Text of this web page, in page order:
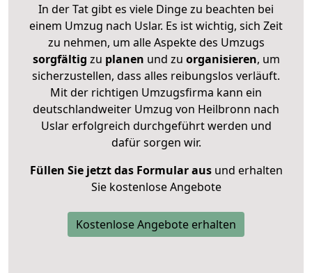
In der Tat gibt es viele Dinge zu beachten bei
einem Umzug nach Uslar. Es ist wichtig, sich Zeit
zu nehmen, um alle Aspekte des Umzugs
sorgfältig zu planen und zu organisieren, um
sicherzustellen, dass alles reibungslos verläuft.
Mit der richtigen Umzugsfirma kann ein
deutschlandweiter Umzug von Heilbronn nach
Uslar erfolgreich durchgeführt werden und
dafür sorgen wir.
Füllen Sie jetzt das Formular ausund erhalten
Sie kostenlose Angebote
Kostenlose Angebote erhalten